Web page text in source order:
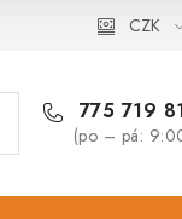
ochrany osobníchCZK
775 719
(po – pá: